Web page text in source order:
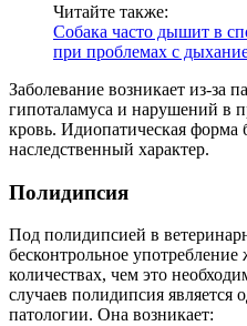
Читайте также:
Собака часто дышит в
при проблемах с
Заболевание возникает из-за
гипоталамуса и нарушений в
кровь. Идиопатическая форма
наследственный характер.
Полидипсия
Под полидипсией в
бесконтрольное
количествах, чем это
случаев полидипсия является
патологии. Она возникает: